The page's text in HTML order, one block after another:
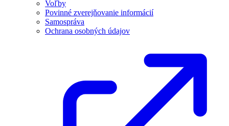
Voľby
Povinné zverejňovanie informácií
Samospráva
Ochrana osobných údajov